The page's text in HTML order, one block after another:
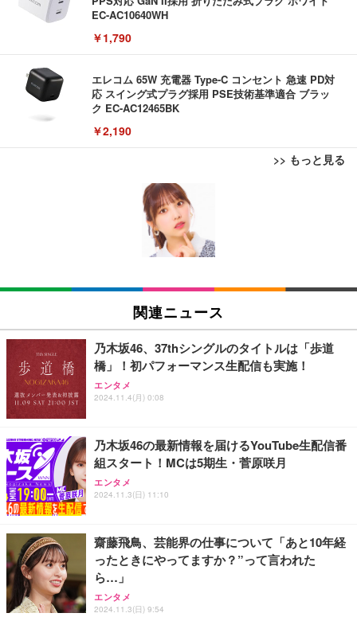
EC-AC10640WH
￥1,790
エレコム 65W 充電器 Type-C コンセント 急速 PD対
応 スイング式プラグ採用 PSE技術基準適合 ブラッ
ク EC-AC12465BK
￥2,190
>> もっと見る
【New】Amazon Fire TV Stick HD | 手軽にストリ
ーミングをはじめよう | ストリーミングメディアプ
【New】Amazon Fire TV Stick HD | 手軽にストリ
￥6,980
Amazon Fire TV Stick 4K Select | 4Kの高画質スト
リーミング | ストリーミングメディアプレイヤー
Amazon Fire TV Stick 4K Plus | 映画館のような4K
体験 | ストリーミングメディアプレイヤー
Amazon Echo Dot (エコードット) 第5世代 - Alex
a、センサー搭載、鮮やかなサウンド｜チャコール
￥7,480
USB から RJ45 延長ケーブルイーサネットエクステ
ンダー USB 延長 50 メートル距離 RJ45 Cat5e / 6 ケ
ーブル LAN アダプタオーバーリピータイーサネット
RJ45 ケーブル コネクタ Cat6A Cat6 Cat5e RJ45 イ
ンダー アダプター
￥487
【Amazon.co.jp 限定】SoftBank 光 お申し込みエ
ントリーパッケージ 使い放題 超高速インターネット
【フレッツ光・コラボ光なら工事不要】
エレコム WiFi ルーター 無線LAN Wi-Fi7 11BE 2882
+688Mbps IPv6(IPoE)対応 エコパッケージ WRC-W
701-B
バッファロー Wi-Fi 6 ルーター 2401+573Mbps WS
R-3000AX4P/NBK (× 2)
￥23,960
【ミニPC 最強 ゲーミング PC】GMKtec NucBox K
8 PlusミニPCゲーミング AMD R7 8845HS搭載 【R
9 7940HS/8745HS/H255より上位】Radeon 780M | 1
28GB DDR5拡張可能 32GB DDR5+1TB SSD |Oculi
nk・USB4.0×2 | Win11 Pro 5.1GHz | Win11 Pro | 8
【法人向け・5年安定ビジネスに最適】GMKtec ミニ
SSD】8コア16スレッド 最大4.5GHz Win11 Pro 小
型PC 2.5G有線LAN Wi-Fi 6E BT5.2 8K3画面同時出
力 HDMI2.0/DP1.4/USB-C M.2 SSD 16TB拡張対応
コンパクト 静音ミニPC ゲーミングPC
￥86,999
【ミニpc 最新第12世代 N95 省電力 N97より高速】B
MAX ミニpc mini pc N95 4C/4T 15W 最大3.4GHz 1
2GB LPDDR5+512GB SSD 小型PC 8TB拡張M.2_N
ミニパソコン B4Plus
GMKtec ミニPC G11初登場 AMD Ryzen Embedde
d R2514搭載 16GB DDR4＋256GB SSD動作より安
定 最大3.7GHz｜4K×3画面出力・2.5GLAN HDMI 2.
【整備済み品】富士通 ESPRIMO Q558 ミニPC i5第
9世代 16GB SSD256GB Win11 Office2021 WiFi
￥33,980
関連ニュース
乃木坂46、37thシングルのタイトルは「歩道
橋」！初パフォーマンス生配信も実施！
エンタメ
2024.11.4(月) 0:08
乃木坂46の最新情報を届けるYouTube生配信番
組スタート！MCは5期生・菅原咲月
エンタメ
2024.11.3(日) 11:10
齋藤飛鳥、芸能界の仕事について「あと10年経
ったときにやってますか？”って言われた
ら…」
エンタメ
2024.11.3(日) 9:54